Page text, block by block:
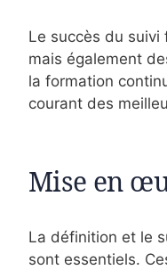
Le succès du
mais également
la formation
courant des
Mise en
La définition et le
sont essentiels.